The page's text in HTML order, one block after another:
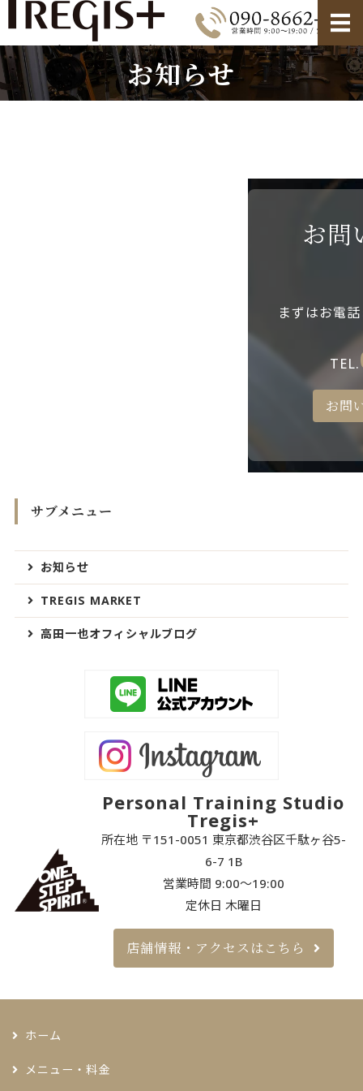
ホーム
メニュー・料金
お知らせ
お問
まずはお電
TEL.
お問
サブメニュー
お知らせ
TREGIS MARKET
高田一也オフィシャルブログ
Personal Training Studio
Tregis+
所在地 〒151-0051 東京都渋谷区千駄ヶ谷5-
6-7 1B
営業時間 9:00〜19:00
定休日 木曜日
店舗情報・アクセスはこちら
ホーム
メニュー・料金